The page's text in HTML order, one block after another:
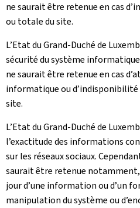
ne saurait être retenue en cas
ou totale du site.
L’Etat du Grand-Duché de
sécurité du système
ne saurait être retenue en cas
informatique ou
site.
L’Etat du Grand-Duché de
l’exactitude des informations
sur les réseaux sociaux.
saurait être retenue notamment,
jour d’une information ou d’un
manipulation du système ou